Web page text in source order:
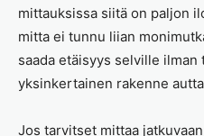
mittauksissa siitä on paljon
mitta ei tunnu liian
saada etäisyys selville ilman
yksinkertainen rakenne
Jos tarvitset mittaa